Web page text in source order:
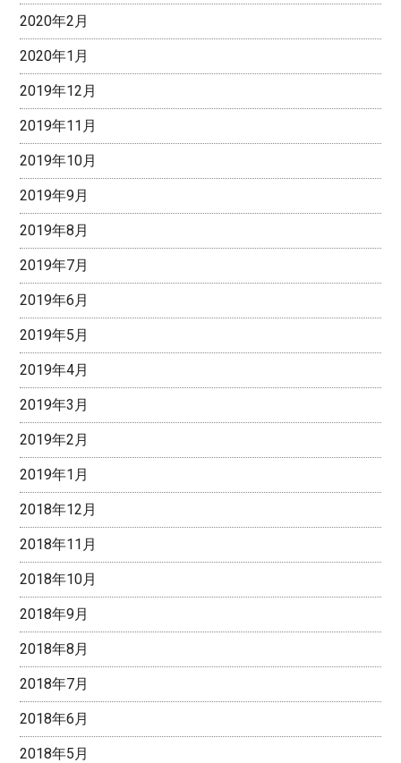
2020年2月
2020年1月
2019年12月
2019年11月
2019年10月
2019年9月
2019年8月
2019年7月
2019年6月
2019年5月
2019年4月
2019年3月
2019年2月
2019年1月
2018年12月
2018年11月
2018年10月
2018年9月
2018年8月
2018年7月
2018年6月
2018年5月